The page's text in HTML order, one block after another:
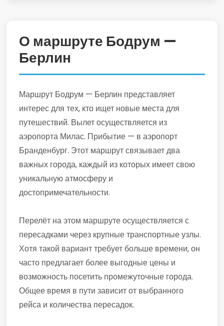
О маршруте Бодрум —
Берлин
Маршрут Бодрум — Берлин представляет
интерес для тех, кто ищет новые места для
путешествий. Вылет осуществляется из
аэропорта Милас. Прибытие — в аэропорт
Бранденбург. Этот маршрут связывает два
важных города, каждый из которых имеет свою
уникальную атмосферу и
достопримечательности.
Перелёт на этом маршруте осуществляется с
пересадками через крупные транспортные узлы.
Хотя такой вариант требует больше времени, он
часто предлагает более выгодные цены и
возможность посетить промежуточные города.
Общее время в пути зависит от выбранного
рейса и количества пересадок.